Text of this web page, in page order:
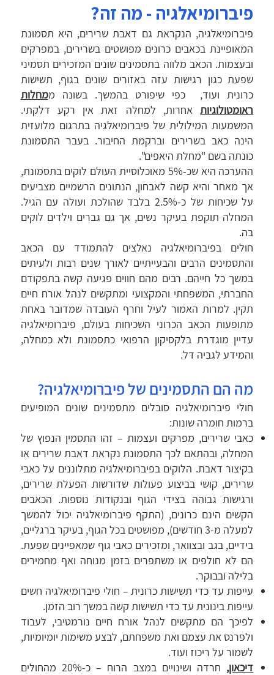
פיברומיאלגיה - מה זה?
פיברומיאלגיה, הנקראת גם דאבת שרירים, היא תסמונת
המאופיינת בכאבים כרונים מפושטים בשרירים, במפרקים
ובעצמות. הכאב מלווה בתסמינים שונים המזכירים תסמיני
שפעת כגון רגישות עזה באזורים שונים בגוף, תשישות
כרונית ועוד, כפי שיפורט בהמשך. בשונה ממחלות
ראומטולוגיותאחרות, למחלה זאת אין רקע דלקתי.
המשמעות המילולית של פיברומיאלגיה בתרגום מלועזית
הינה כאב בשרירים וברקמת החיבור. בעבר התסמונת
כונתה בשם "מחלת היאפים".
ההערכה היא שכ-5% מאוכלוסיית העולם לוקים בתסמונת,
אך מאחר והיא קשה לאבחון, הנתונים הרשמיים מצביעים
על שכיחות של כ-2.5% בלבד שהולכת ועולה עם הגיל.
המחלה תוקפת בעיקר נשים, אך גם גברים וילדים לוקים
בה.
חולים בפיברומיאלגיה נאלצים להתמודד עם הכאב
והתסמינים הרבים והבעייתיים לאורך שנים רבות ולעיתים
במשך כל חייהם. רבים מהם חווים פגיעה קשה בתפקודם
החברתי, המשפחתי והמקצועי ומתקשים לנהל אורח חיים
תקין. למרות האמור לעיל וחרף העובדה שמדובר באחת
מתופעות הכאב הכרוני השכיחות בעולם, פיברומיאלגיה
עדיין מוגדרת בלקסיקון הרפואי כתסמונת ולא כמחלה,
והמידע לגביה דל.
מה הם התסמינים של פיברומיאלגיה?
חולי פיברומיאלגיה סובלים מתסמינים שונים המופיעים
ברמות חומרה שונות:
כאבי שרירים, מפרקים ועצמות – זהו התסמין הנפוץ של
המחלה, ובהתאם לכך התסמונת נקראת דאבת שרירים או
בקיצור דאבת. הלוקים בפיברומיאלגיה מתלוננים על כאבי
שרירים, קושי בביצוע פעולות שדורשות הפעלת שרירים,
ורגישות גבוהה בצידי הגוף ובנקודות נוספות. הכאבים
הקשים הינם כרונים, (התקף פיברומיאלגיה יכול להמשך
למעלה מ-3 חודשים), מפושטים בכל הגוף, בעיקר ברגליים,
בידיים, בגב ובצוואר, ומזכירים כאבי גוף שמאפיינים שפעת.
הם לא חולפים או משתפרים בזמן מנוחה ואף מחמירים
בלילה ובבוקר.
עייפות עד כדי תשישות כרונית – חולי פיברומיאלגיה חשים
עייפות בינונית עד כדי תשישות קשה במשך רוב הזמן.
לפיכך הם מתקשים לנהל אורח חיים נורמטיבי, לעבוד
ולפרנס את עצמם ואת משפחתם, לבצע משימות יומיומיות,
לשמור על ריכוז ועוד.
דיכאון,
חרדה ושינויים במצב הרוח – כ-20% מהחולים